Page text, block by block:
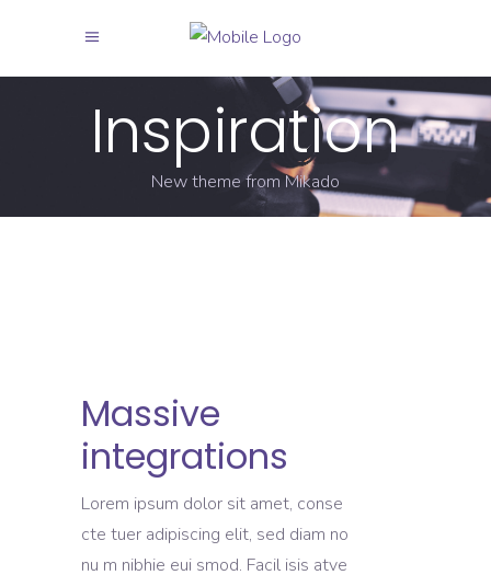
Inspiration
New theme from Mikado
Massive
integrations
Lorem ipsum dolor sit amet, conse
cte tuer adipiscing elit, sed diam no
nu m nibhie eui smod. Facil isis atve